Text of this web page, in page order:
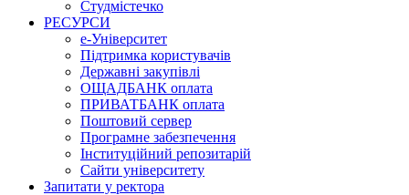
Студмістечко
РЕСУРСИ
е-Університет
Підтримка користувачів
Державні закупівлі
ОЩАДБАНК оплата
ПРИВАТБАНК оплата
Поштовий сервер
Програмне забезпечення
Інституційний репозитарій
Сайти університету
Запитати у ректора